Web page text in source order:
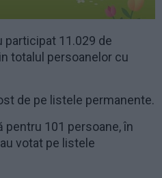
participat 11.029 de
totalul persoanelor cu
de pe listele permanente.
101 persoane, în
votat pe listele